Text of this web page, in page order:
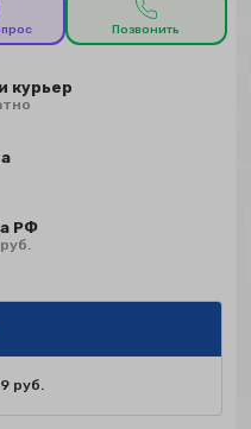
Позвонить
курьер
РФ
руб.